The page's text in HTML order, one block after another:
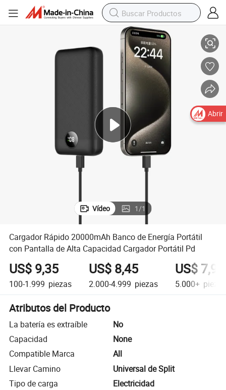
Cargador Rápido 20000mAh Banco de Energía Portátil con Pantalla de
Vídeo 1/1
Cargador Rápido 20000mAh Banco de Energía Portátil
con Pantalla de Alta Capacidad Cargador Portátil Pd
US$ 9,35
100-1.999 piezas
US$ 8,45
2.000-4.999 piezas
US$ 7,95
5.000+ piezas
Atributos del Producto
La batería es extraíble
No
Capacidad
None
Compatible Marca
All
Llevar Camino
Universal de Split
Tipo de carga
Electricidad
Abrir